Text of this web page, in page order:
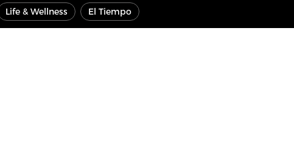
Life & Wellness El Tiempo